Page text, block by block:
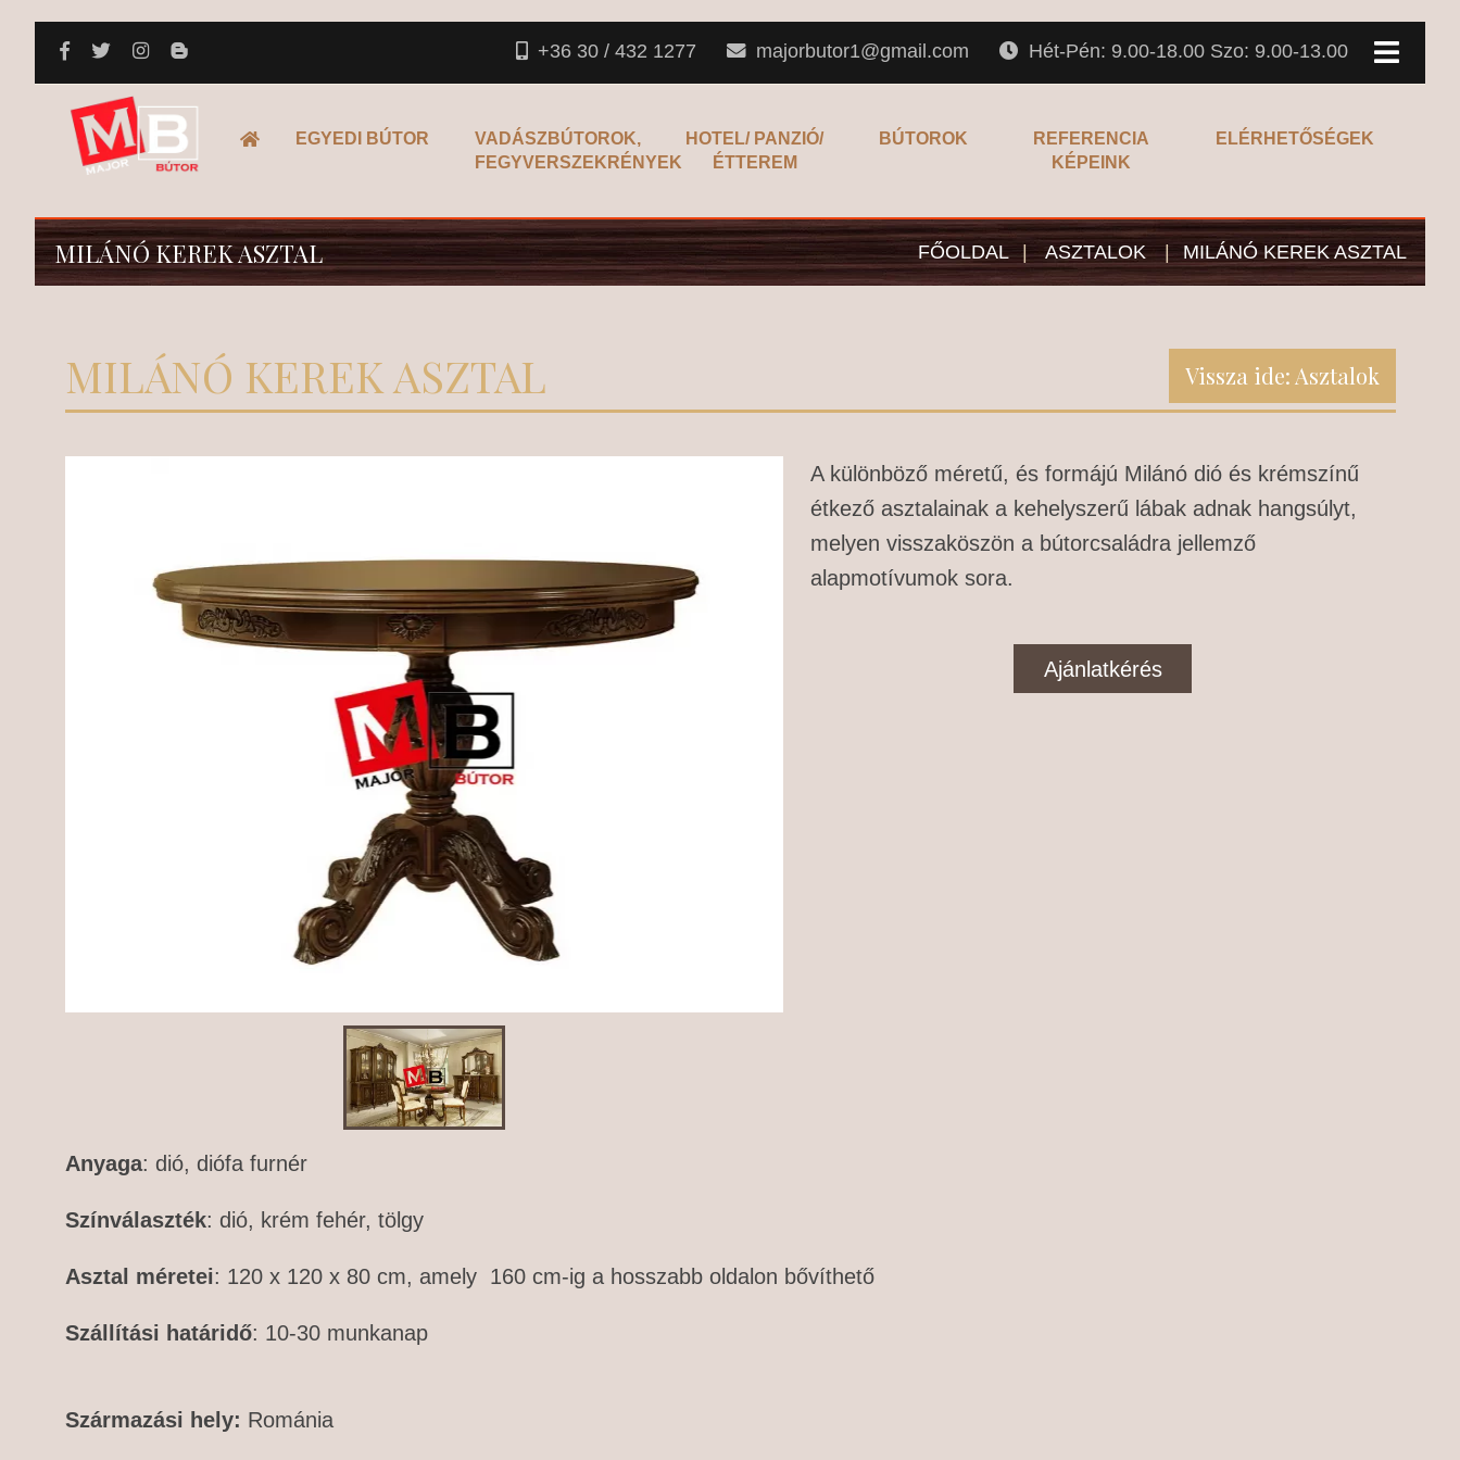
+36 30 / 432 1277 majorbutor1@gmail.com Hét-Pén: 9.00-18.00 Szo: 9.00-13.00
FŐOLDALEGYEDI BÚTOR
VADÁSZBÚTOROK,
FEGYVERSZEKRÉNYEK
HOTEL/ PANZIÓ/
ÉTTEREM
BÚTOROK
REFERENCIA
KÉPEINK
ELÉRHETŐSÉGEK
MILÁNÓ KEREK ASZTAL FŐOLDAL | ASZTALOK | MILÁNÓ KEREK ASZTAL
Vissza ide: Asztalok
MILÁNÓ KEREK ASZTAL
A különböző méretű, és formájú Milánó dió és krémszínű
étkező asztalainak a kehelyszerű lábak adnak hangsúlyt,
melyen visszaköszön a bútorcsaládra jellemző
alapmotívumok sora.
Ajánlatkérés
Anyaga: dió, diófa furnér
Színválaszték: dió, krém fehér, tölgy
Asztal méretei: 120 x 120 x 80 cm, amely 160 cm-ig a hosszabb oldalon bővíthető
Szállítási határidő: 10-30 munkanap
Származási hely: Románia